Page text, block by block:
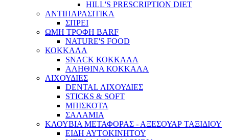
HILL'S PRESCRIPTION DIET
ΑΝΤΙΠΑΡΑΣΙΤΙΚΑ
ΣΠΡΕΙ
ΩΜΗ ΤΡΟΦΗ BARF
NATURE'S FOOD
ΚΟΚΚΑΛΑ
SNACK ΚΟΚΚΑΛΑ
ΑΛΗΘΙΝΑ ΚΟΚΚΑΛΑ
ΛΙΧΟΥΔΙΕΣ
DENTAL ΛΙΧΟΥΔΙΕΣ
STICKS & SOFT
ΜΠΙΣΚΟΤΑ
ΣΑΛΑΜΙΑ
ΚΛΟΥΒΙΑ ΜΕΤΑΦΟΡΑΣ - ΑΞΕΣΟΥΑΡ ΤΑΞΙΔΙΟΥ
ΕΙΔΗ ΑΥΤΟΚΙΝΗΤΟΥ